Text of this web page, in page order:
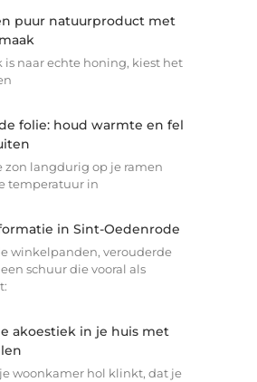
puur natuurproduct met
is naar echte honing, kiest het
folie: houd warmte en fel
zon langdurig op je ramen
temperatuur in
in Sint-Oedenrode
winkelpanden, verouderde
schuur die vooral als
akoestiek in je huis met
woonkamer hol klinkt, dat je